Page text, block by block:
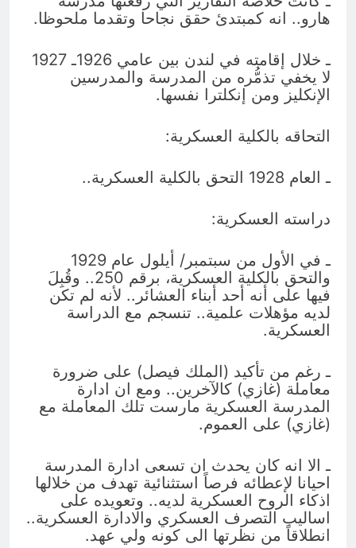
هارو.. انه كمبتدئ حقق نجاحا وتقدما ملحوظا.
ـ خلال إقامته في لندن بين عامي 1926ـ 1927
لا يخفي تذمُّره من المدرسة والمدرسين
الإنكليز ومن إنكلترا نفسها.
التحاقه بالكلية العسكرية:
ـ العام 1928 التحق بالكلية العسكرية..
دراسته العسكرية:
ـ في الأول من سبتمبر/ أيلول عام 1929
والتحق بالكلية العسكرية، برقم 250.. وقُبِلَ
فيها على أنه أحد أبناء العشائر.. لأنه لم تكن
لديه مؤهلات علمية.. تنسجم مع الدراسة
العسكرية.
ـ رغم من تأكيد (الملك فيصل) على ضرورة
معاملة (غازي) كالآخرين.. ومع ان ادارة
المدرسة العسكرية مارست تلك المعاملة مع
(غازي) على العموم.
ـ الا انه كان يحدث ان تسعى ادارة المدرسة
احيانا لإعطائه فرصاً استثنائية تهدف من خلالها
اذكاء الروح العسكرية لديه.. وتعويده على
اساليب التصرف العسكري والادارة العسكرية..
انطلاقاً من نظرتها الى كونه ولي عهد.